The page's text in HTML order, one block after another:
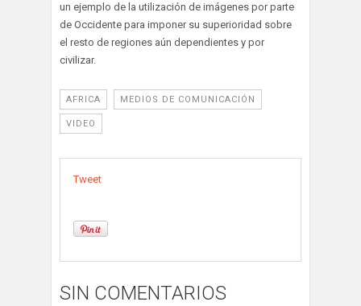
un ejemplo de la utilización de imágenes por parte
de Occidente para imponer su superioridad sobre
el resto de regiones aún dependientes y por
civilizar.
AFRICA MEDIOS DE COMUNICACIÓN
VIDEO
Tweet
SIN COMENTARIOS